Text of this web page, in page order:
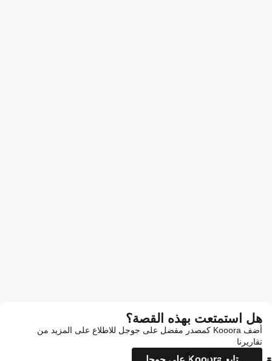
هل استمتعت بهذه القصة؟
أضف Kooora كمصدر مفضل على جوجل للاطلاع على المزيد من
تقاريرنا